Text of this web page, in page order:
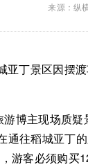
来源：纵
亚丁景区因摆
博主现场质疑
通往稻城亚丁
游客必须购买